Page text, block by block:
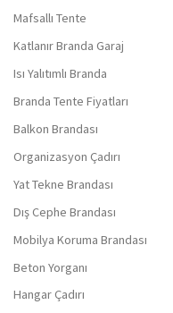
Mafsallı Tente
Katlanır Branda Garaj
Isı Yalıtımlı Branda
Branda Tente Fiyatları
Balkon Brandası
Organizasyon Çadırı
Yat Tekne Brandası
Dış Cephe Brandası
Mobilya Koruma Brandası
Beton Yorganı
Hangar Çadırı